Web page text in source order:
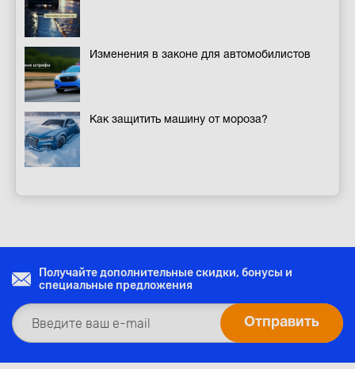
Изменения в законе для автомобилистов
Как защитить машину от мороза?
Получайте дополнительные скидки, бонусы и
специальные предложения